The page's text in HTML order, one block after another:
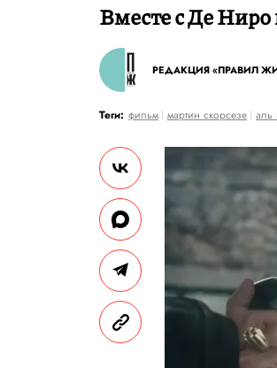
Вместе с Де
РЕДАКЦИЯ «ПРАВИЛ
Теги: фильм мартин скорсезе аль